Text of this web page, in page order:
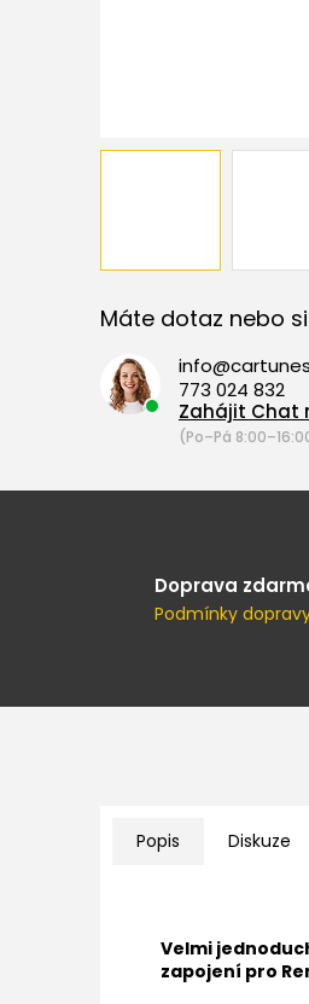
Máte dotaz nebo
773 024 832
Zahájit Chat
(Po–Pá
Doprava
Podmínky
Popis Diskuze
Velmi
zapojení pro